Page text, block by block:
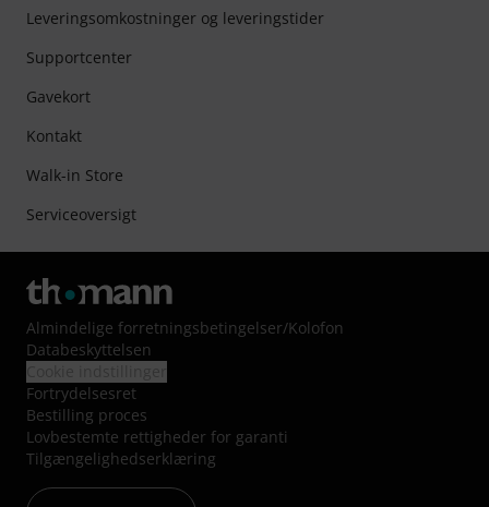
Leveringsomkostninger og leveringstider
Supportcenter
Gavekort
Kontakt
Walk-in Store
Serviceoversigt
Almindelige forretningsbetingelser/Kolofon
Databeskyttelsen
Fortrydelsesret
Bestilling proces
Lovbestemte rettigheder for garanti
Tilgængelighedserklæring